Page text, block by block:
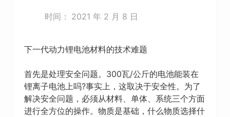
时间： 2021 年 2 月 8 日
下一代动力锂电池材料的技术难题
首先是处理安全问题。300瓦/公斤的电池能装在
锂离子电池上吗?事实上，这取决于安全性。为了
解决安全问题，必须从材料、单体、系统三个方面
进行全方位的操作。物质是基础，什么物质选择什